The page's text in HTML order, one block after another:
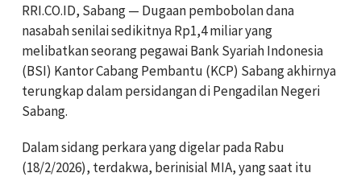
RRI.CO.ID, Sabang — Dugaan pembobolan dana
nasabah senilai sedikitnya Rp1,4 miliar yang
melibatkan seorang pegawai Bank Syariah Indonesia
(BSI) Kantor Cabang Pembantu (KCP) Sabang akhirnya
terungkap dalam persidangan di Pengadilan Negeri
Sabang.
Dalam sidang perkara yang digelar pada Rabu
(18/2/2026), terdakwa, berinisial MIA, yang saat itu